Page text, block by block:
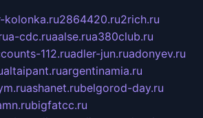
kolonka.ru2864420.ru2rich.ru
a-cdc.ruaalse.rua380club.ru
112.ruadler-jun.ruadonyev.ru
altaipant.ruargentinamia.ru
ashanet.rubelgorod-day.ru
bigfatcc.ru